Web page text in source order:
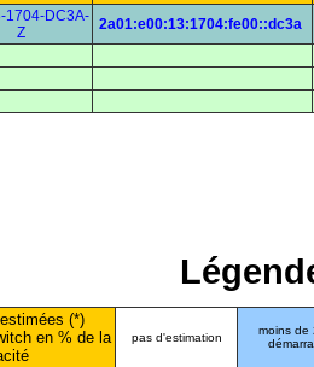
1704-DC3A-
Z
2a01:e00:13:1704:fe00::dc3a
(*)
en % de la
pas d'estimation
moins de